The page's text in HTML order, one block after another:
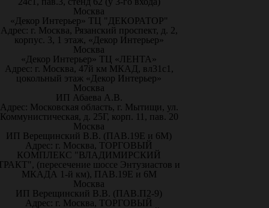
Москва
«Декор Интерьер» ТЦ "ДЕКОРАТОР"
Адрес: г. Москва, Рязанский проспект, д. 2,
корпус. 3, 1 этаж, «Декор Интерьер»
Москва
«Декор Интерьер» ТЦ «ЛЕНТА»
Адрес: г. Москва, 47й км МКАД, вл31с1,
цокольный этаж «Декор Интерьер»
Москва
ИП Абаева А.В.
Адрес: Московская область, г. Мытищи, ул.
Коммунистическая, д. 25Г, корп. 11, пав. 20
Москва
ИП Верещинский В.В. (ПАВ.19Е и 6М)
Адрес: г. Москва, ТОРГОВЫЙ
КОМПЛЕКС "ВЛАДИМИРСКИЙ
(пересечение шоссе Энтузиастов и
МКАДА 1-й км), ПАВ.19Е и 6М
Москва
ИП Верещинский В.В. (ПАВ.П2-9)
Адрес: г. Москва, ТОРГОВЫЙ